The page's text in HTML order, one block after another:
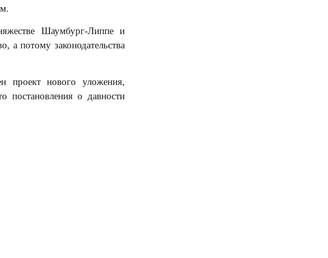
Шаумбург-Липпе и
а потому законодательства
проект нового уложения,
о давности